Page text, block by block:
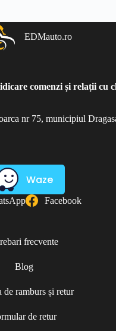
EDMauto.ro
comenzi și relații cu
nr 75, municipiul
Waze
Facebook
frecvente
Blog
de ramburs și retur
de retur